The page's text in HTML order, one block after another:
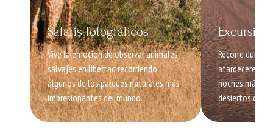
Safaris fotográficos
Vive la emoción de observar animales
salvajes en libertad recorriendo
algunos de los parques naturales más
impresionantes del mundo.
Recorre dunas
atardeceres
noches
desiertos